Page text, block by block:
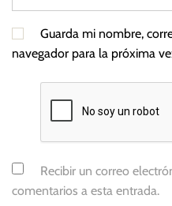
Guarda mi nombre,
navegador para la próxima
Recibir un correo
comentarios a esta entrada.